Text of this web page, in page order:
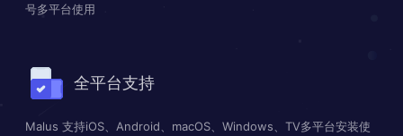
号多平台使用
全平台支持
Malus 支持iOS、Android、macOS、Windows、TV多平台安装使